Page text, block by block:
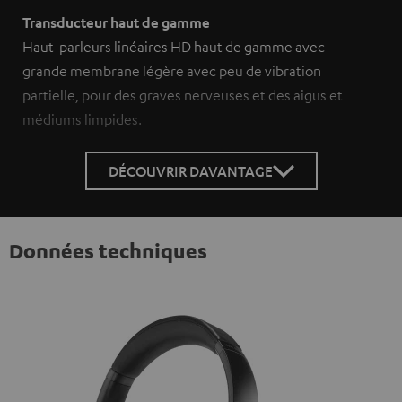
Transducteur haut de gamme
Haut-parleurs linéaires HD haut de gamme avec
grande membrane légère avec peu de vibration
partielle, pour des graves nerveuses et des aigus et
médiums limpides.
DÉCOUVRIR DAVANTAGE
Données techniques